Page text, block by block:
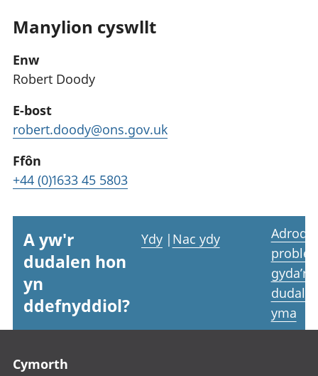
Manylion cyswllt
Enw
Robert Doody
E-bost
robert.doody@ons.gov.uk
Ffôn
+44 (0)1633 45 5803
A yw'r
dudalen hon
yn
ddefnyddiol?
Ydy | Nac ydy
Adrodd
gyda’r
yma
Cymorth